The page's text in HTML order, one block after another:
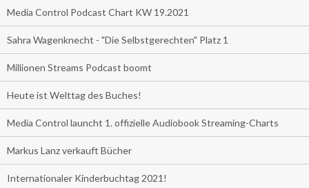
Media Control Podcast Chart KW 19.2021
Sahra Wagenknecht - "Die Selbstgerechten" Platz 1
Millionen Streams Podcast boomt
Heute ist Welttag des Buches!
Media Control launcht 1. offizielle Audiobook Streaming-Charts
Markus Lanz verkauft Bücher
Internationaler Kinderbuchtag 2021!